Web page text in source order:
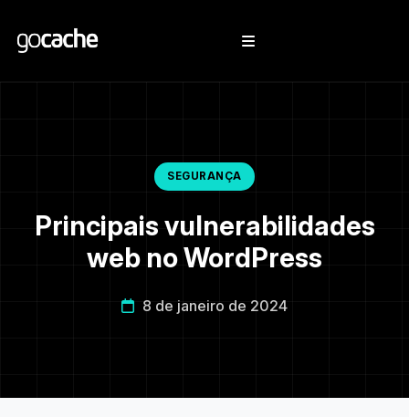
SEGURANÇA
Principais vulnerabilidades
web no WordPress
8 de janeiro de 2024